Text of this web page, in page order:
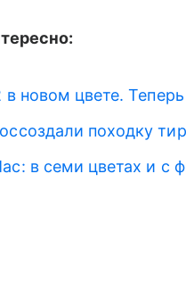
в новом цвете.
походку
в семи цветах и с